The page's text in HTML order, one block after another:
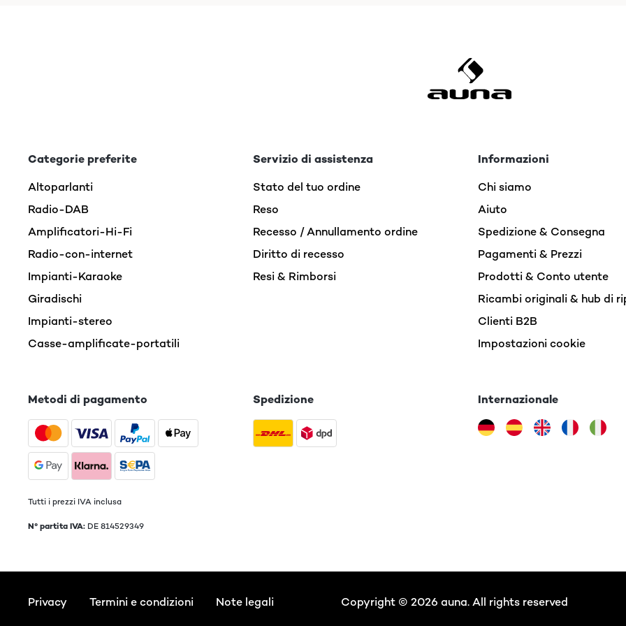
Categorie preferite
Altoparlanti
Radio-DAB
Amplificatori-Hi-Fi
Radio-con-internet
Impianti-Karaoke
Giradischi
Impianti-stereo
Casse-amplificate-portatili
Servizio di assistenza
Stato del tuo ordine
Reso
Recesso / Annullamento ordine
Diritto di recesso
Resi & Rimborsi
Informazioni
Chi siamo
Aiuto
Spedizione & Consegna
Pagamenti & Prezzi
Prodotti & Conto utente
Ricambi originali & hub di
Clienti B2B
Impostazioni cookie
Metodi di pagamento
Tutti i prezzi IVA inclusa
N° partita IVA: DE 814529349
Spedizione Internazionale
Privacy Termini e condizioni Note legali Copyright © 2026 auna. All rights reserved